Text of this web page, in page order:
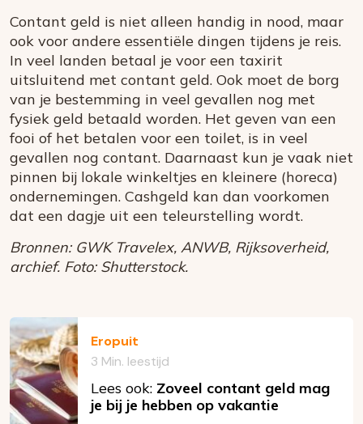
Contant geld is niet alleen handig in nood, maar
ook voor andere essentiële dingen tijdens je reis.
In veel landen betaal je voor een taxirit
uitsluitend met contant geld. Ook moet de borg
van je bestemming in veel gevallen nog met
fysiek geld betaald worden. Het geven van een
fooi of het betalen voor een toilet, is in veel
gevallen nog contant. Daarnaast kun je vaak niet
pinnen bij lokale winkeltjes en kleinere (horeca)
ondernemingen. Cashgeld kan dan voorkomen
dat een dagje uit een teleurstelling wordt.
Bronnen: GWK Travelex, ANWB, Rijksoverheid,
archief. Foto: Shutterstock.
Eropuit
3 Min. leestijd
Lees ook: Zoveel contant geld mag
je bij je hebben op vakantie